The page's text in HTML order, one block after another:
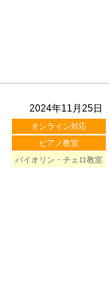
2024年11月25日
オンライン対応
ピアノ教室
バイオリン・チェロ教室